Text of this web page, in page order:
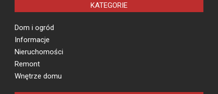
KATEGORIE
Dom i ogród
Informacje
Nieruchomości
Remont
Wnętrze domu